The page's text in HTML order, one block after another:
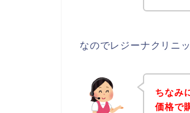
なのでレジーナクリニ
ちなみ
価格で